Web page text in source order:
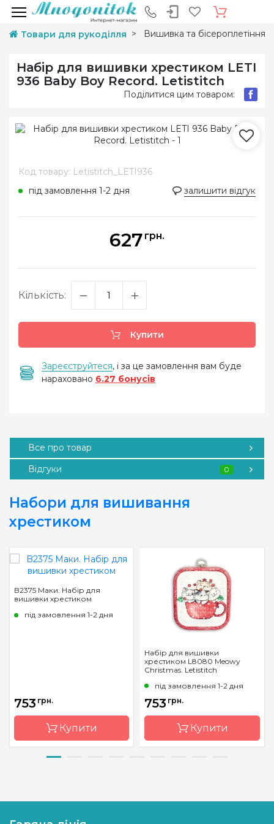
Товари для рукоділля Вишивка та бісероплетіння
Набір для вишивки хрестиком LETI
936 Baby Boy Record. Letistitch
Поділитися цим товаром:
Код товару: Letistitch_LETI936
під замовлення 1-2 дня
залишити відгук
627 грн.
Кількість:
Купити
Зареєструйтеся, і за це замовлення вам буде
нараховано 6.27 бонусів
Все про товар
Відгуки
0
Набори для вишивання
хрестиком
B2375 Маки. Набір для
вишивки хрестиком
під замовлення 1-2 дня
753 грн.
Купити
Країна
Молдова
Набір для вишивки
хрестиком L8080 Meowy
Christmas. Letistitch
під замовлення 1-2 дня
753 грн.
Купити
Країна
Молдова